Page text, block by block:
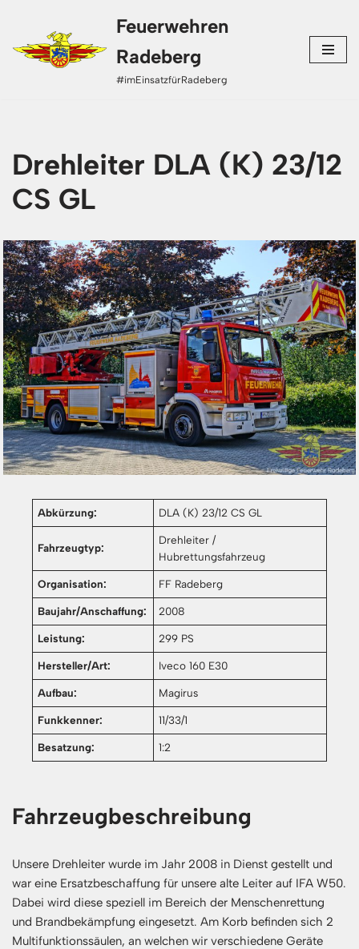
Zum
Inhalt
Feuerwehren
Radeberg
#imEinsatzfürRadeberg
Drehleiter DLA (K) 23/12
CS GL
Abkürzung: DLA (K) 23/12 CS GL
Fahrzeugtyp:
Drehleiter /
Hubrettungsfahrzeug
Organisation: FF Radeberg
Baujahr/Anschaffung: 2008
Leistung: 299 PS
Hersteller/Art: Iveco 160 E30
Aufbau: Magirus
Funkkenner: 11/33/1
Besatzung: 1:2
Fahrzeugbeschreibung
Unsere Drehleiter wurde im Jahr 2008 in Dienst gestellt und
war eine Ersatzbeschaffung für unsere alte Leiter auf IFA W50.
Dabei wird diese speziell im Bereich der Menschenrettung
und Brandbekämpfung eingesetzt. Am Korb befinden sich 2
Multifunktionssäulen, an welchen wir verschiedene Geräte